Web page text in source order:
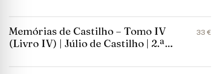
Memórias de Castilho – Tomo IV
(Livro IV) | Júlio de Castilho | 2.ª
33 €